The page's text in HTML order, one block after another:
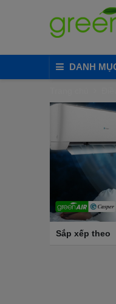
DANH
Sắp xếp theo